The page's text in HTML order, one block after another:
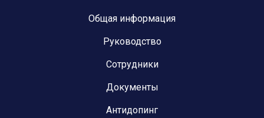
Общая информация
Руководство
Сотрудники
Документы
Антидопинг